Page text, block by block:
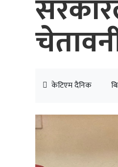
केटिएम दैनिक